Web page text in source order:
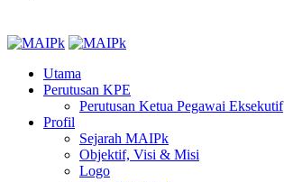
Utama
Perutusan KPE
Perutusan Ketua Pegawai Eksekutif
Profil
Sejarah MAIPk
Objektif, Visi & Misi
Logo